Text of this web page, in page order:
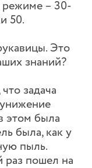
режиме – 30-
50.
Это
знаний?
задача
этом была
была, как у
пыль.
раз пошел на